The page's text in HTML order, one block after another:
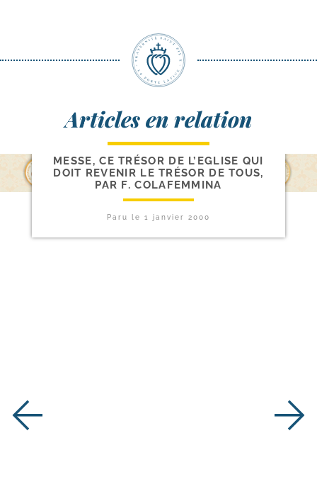
Articles en relation
A PROPOS DE MGR FELLAY ET DE LA
MESSE, CE TRÉSOR DE L’EGLISE QUI
DOIT REVENIR LE TRÉSOR DE TOUS,
PAR F. COLAFEMMINA
Paru le 1 janvier 2000